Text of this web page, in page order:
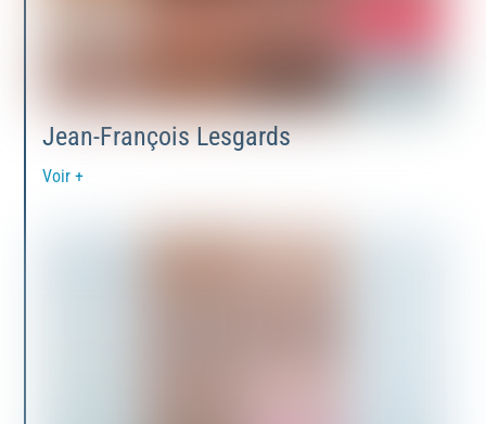
Jean-François Lesgards
Voir +